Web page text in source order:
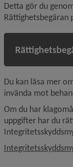
Detta gör du
Rättighetsbegäran
Du kan läsa mer
invända mot
Om du har
uppgifter har du